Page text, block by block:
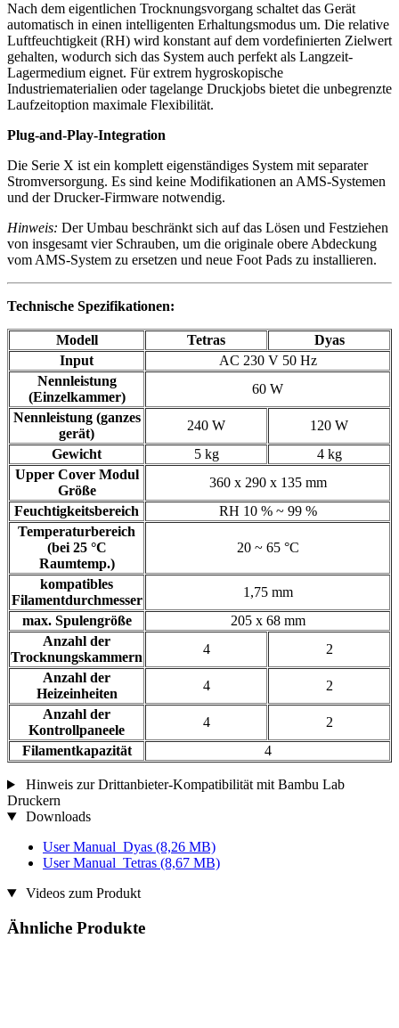
Nach dem eigentlichen Trocknungsvorgang schaltet das Gerät
automatisch in einen intelligenten Erhaltungsmodus um. Die relative
Luftfeuchtigkeit (RH) wird konstant auf dem vordefinierten Zielwert
gehalten, wodurch sich das System auch perfekt als Langzeit-
Lagermedium eignet. Für extrem hygroskopische
Industriematerialien oder tagelange Druckjobs bietet die unbegrenzte
Laufzeitoption maximale Flexibilität.
Plug-and-Play-Integration
Die Serie X ist ein komplett eigenständiges System mit separater
Stromversorgung. Es sind keine Modifikationen an AMS-Systemen
und der Drucker-Firmware notwendig.
Hinweis: Der Umbau beschränkt sich auf das Lösen und Festziehen
von insgesamt vier Schrauben, um die originale obere Abdeckung
vom AMS-System zu ersetzen und neue Foot Pads zu installieren.
Technische Spezifikationen:
Modell Tetras
Dyas
Input
AC 230 V 50 Hz
Nennleistung
(Einzelkammer)
60 W
Nennleistung (ganzes
gerät)
240 W
120 W
Gewicht
5 kg
4 kg
Upper Cover Modul
Größe
360 x 290 x 135 mm
Feuchtigkeitsbereich
RH 10 % ~ 99 %
Temperaturbereich
(bei 25 °C
Raumtemp.)
20 ~ 65 °C
kompatibles
Filamentdurchmesser
1,75 mm
max. Spulengröße
205 x 68 mm
Anzahl der
Trocknungskammern
4
2
Anzahl der
Heizeinheiten
4
2
Anzahl der
Kontrollpaneele
4
2
Filamentkapazität
4
Hinweis zur Drittanbieter-Kompatibilität mit Bambu Lab
Druckern
Downloads
User Manual_Dyas (8,26 MB)
User Manual_Tetras (8,67 MB)
Videos zum Produkt
Ähnliche Produkte